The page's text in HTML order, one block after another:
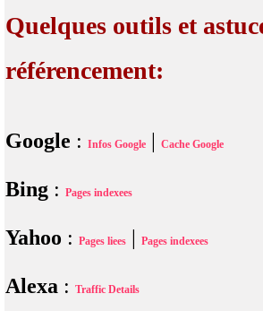
Quelques outils et
référencement:
Google : Infos Google | Cache Google
Bing : Pages indexees
Yahoo : Pages liees | Pages indexees
Alexa : Traffic Details